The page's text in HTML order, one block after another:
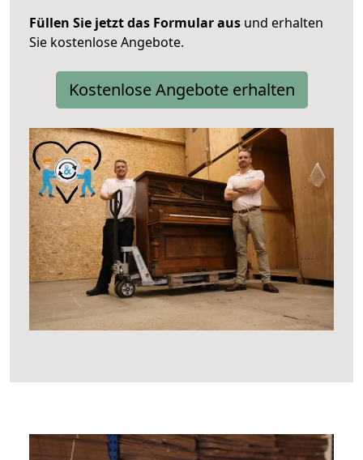
Füllen Sie jetzt das Formular aus und erhalten
Sie kostenlose Angebote.
Kostenlose Angebote erhalten